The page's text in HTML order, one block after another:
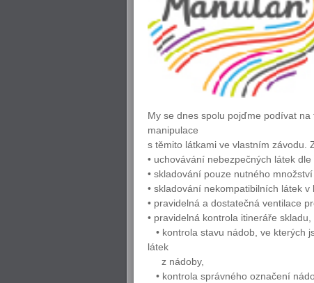
My se dnes spolu pojďme podívat
manipulace
s těmito látkami ve vlastním závodu.
• uchovávání nebezpečných látek
• skladování pouze nutného
• skladování nekompatibilních látek
• pravidelná a dostatečná ventilace
• pravidelná kontrola itineráře skladu,
• kontrola stavu nádob, ve kterých
látek
z nádoby,
• kontrola správného označení